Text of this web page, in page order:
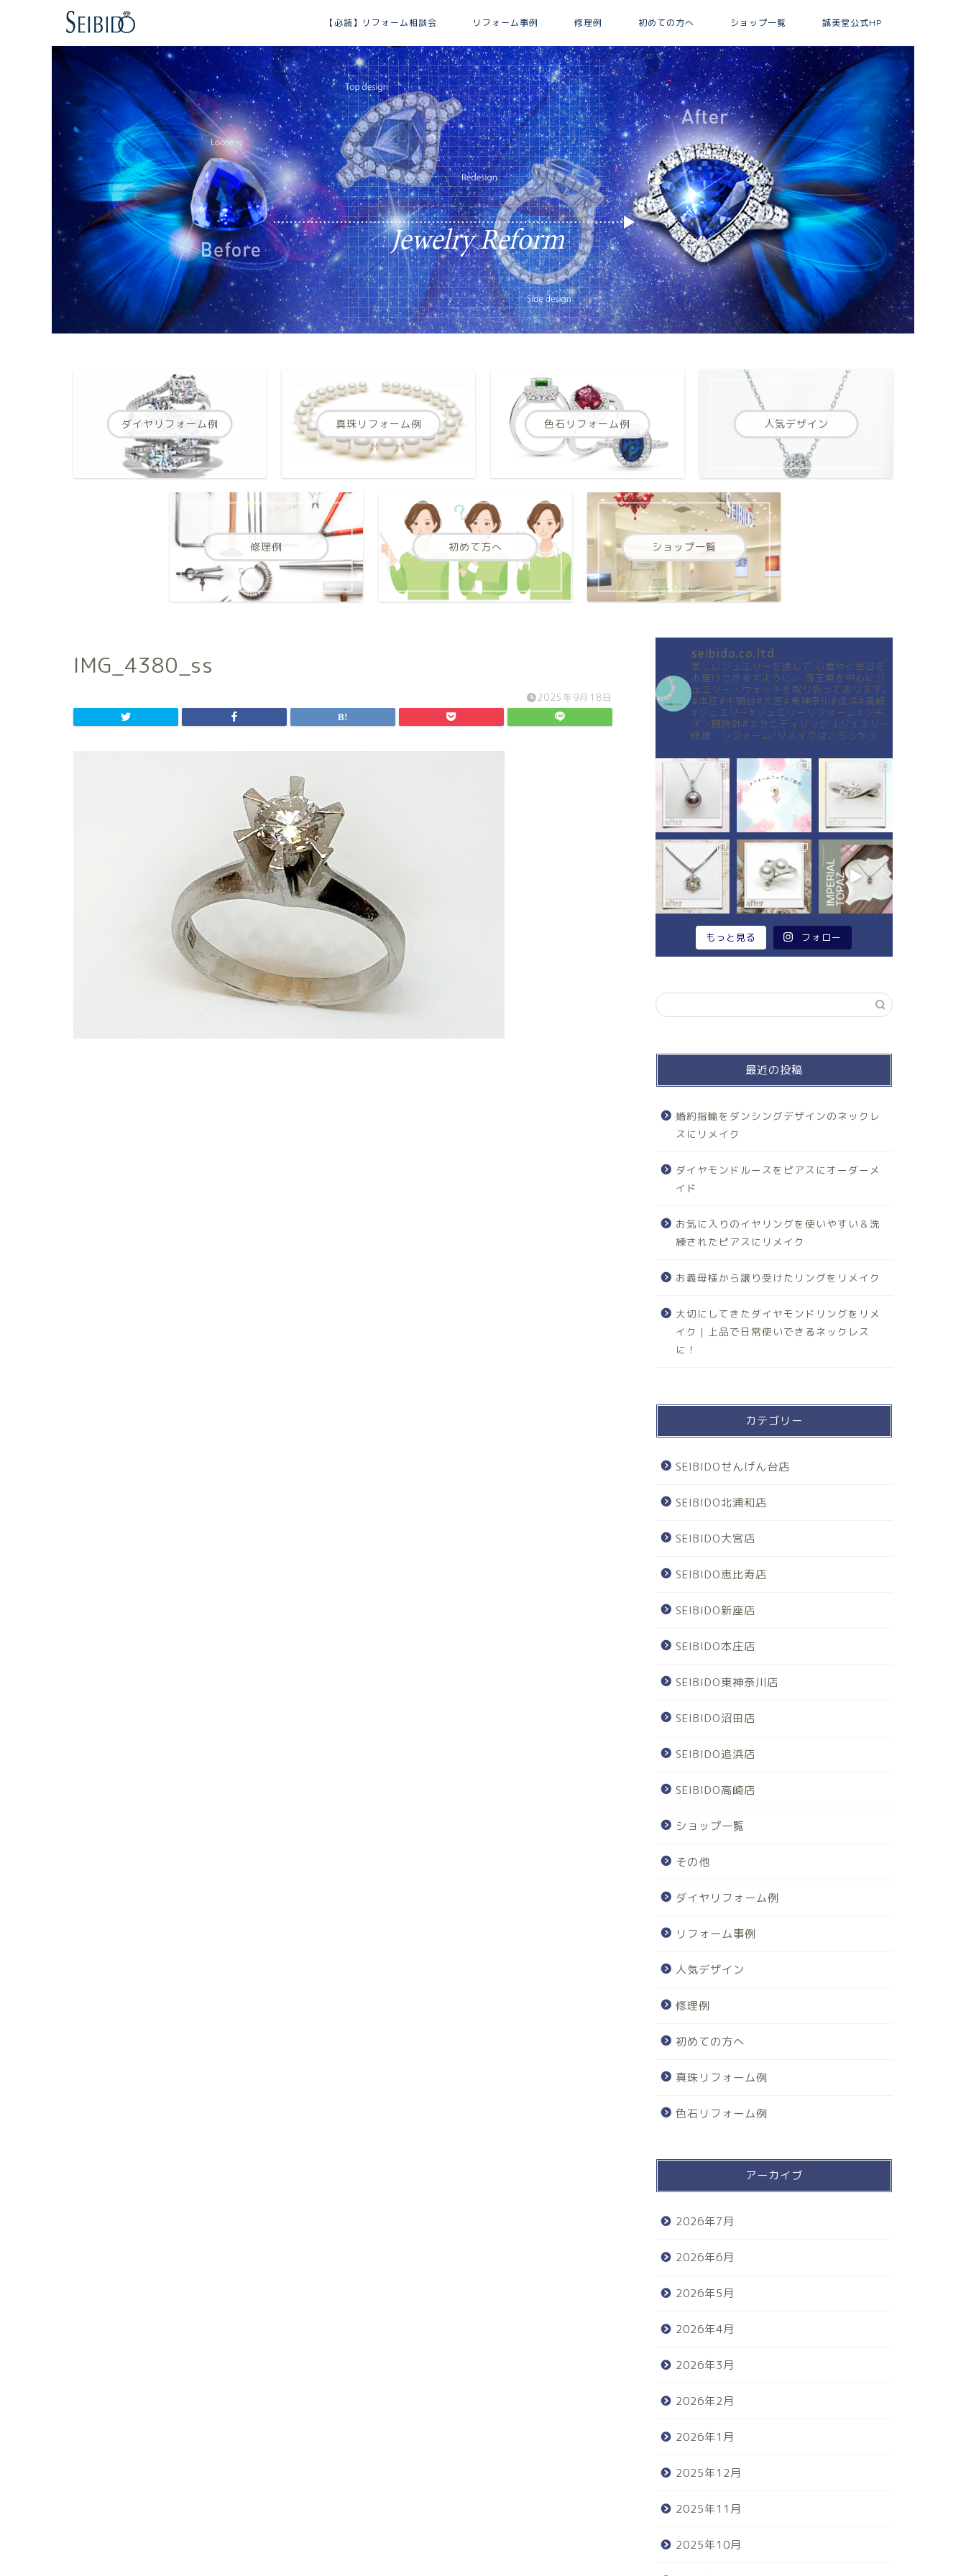
【必読】リフォーム相談会 リフォーム事例 修理例 初めての方へ ショップ一覧 誠美堂公式HP
ダイヤリフォーム例 真珠リフォーム例 色石リフォーム例 人気デザイン
修理例 初めて方へ ショップ一覧
IMG_4380_ss
2025年9月18日
seibido.co.ltd
美しいジュエリーを通して 心華やぐ毎日を
お届けできますように。
埼玉県を中心にジ
ュエリー・ウォッチを取り扱っております。
#本庄#千間台#大宮#東神奈川#追浜#高崎
#ジュエリー#ジュエリーリフォーム#シチ
ズン腕時計#エタニティリング ↓ジュエリー
修理・リフォーム/リメイクはこちらから
もっと見る フォロー
最近の投稿
婚約指輪をダンシングデザインのネックレ
スにリメイク
ダイヤモンドルースをピアスにオーダーメ
イド
お気に入りのイヤリングを使いやすい＆洗
練されたピアスにリメイク
お義母様から譲り受けたリングをリメイク
大切にしてきたダイヤモンドリングをリメ
イク｜上品で日常使いできるネックレス
に！
カテゴリー
SEIBIDOせんげん台店
SEIBIDO北浦和店
SEIBIDO大宮店
SEIBIDO恵比寿店
SEIBIDO新座店
SEIBIDO本庄店
SEIBIDO東神奈川店
SEIBIDO沼田店
SEIBIDO追浜店
SEIBIDO高崎店
ショップ一覧
その他
ダイヤリフォーム例
リフォーム事例
人気デザイン
修理例
初めての方へ
真珠リフォーム例
色石リフォーム例
アーカイブ
2026年7月
2026年6月
2026年5月
2026年4月
2026年3月
2026年2月
2026年1月
2025年12月
2025年11月
2025年10月